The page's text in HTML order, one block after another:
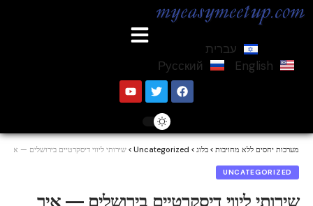
עברית
English
Русский
מערכות יחסים ללא מחויבות > בלוג >
Uncategorized
> שירותי ליווי דיסקרטיים בירושלים —
UNCATEGORIZED
שירותי ליווי דיסקרטיים בירושלים — איך